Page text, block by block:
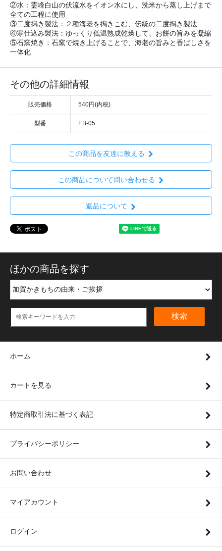
②水：霊峰白山の伏流水をイオン水にし、洗米から蒸し上げまで
全ての工程に使用
③二度搗き製法：２種海老を搗きこむ、伝統の二度搗き製法
④寒仕込み製法：ゆっくり低温熟成乾燥して、お餅の旨みを凝縮
⑤石窯焼き：石窯で焼き上げることで、海老の旨みと香ばしさを
一体化
その他の詳細情報
販売価格 540円(内税)
型番 EB-05
この商品を友達に教える
この商品について問い合わせる
返品について
ほかの商品を探す
検索
ホーム
カートを見る
特定商取引法に基づく表記
プライバシーポリシー
お問い合わせ
マイアカウント
ログイン